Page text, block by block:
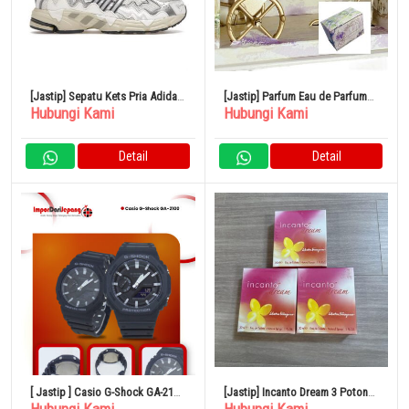
[Jastip] Sepatu Kets Pria Adidas
Response CL 24cm Bad Bunny
Hubungi Kami
Detail
[Jastip] Parfum Eau de Parfum
Miniatur Lolita Lempica Magic
Hubungi Kami
Detail
[ Jastip ] Casio G-Shock GA-2100
[Jastip] Incanto Dream 3 Potong